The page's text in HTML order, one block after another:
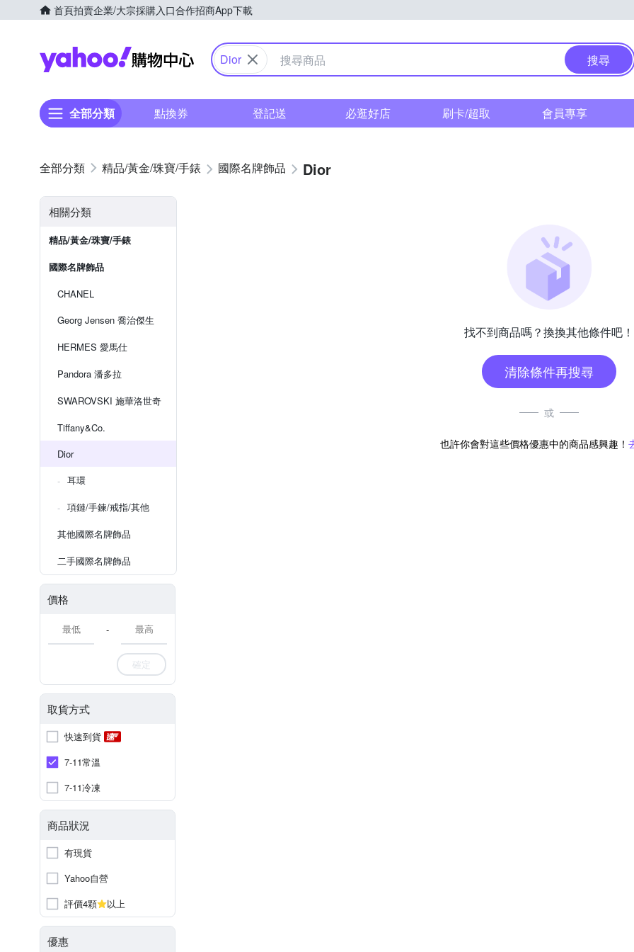
首頁拍賣企業/大宗採購入口合作招商App下載
Yahoo購物中心
Dior 搜尋
全部分類 點換券 登記送 必逛好店 刷卡/超取 會員專享
精品/黃金/珠寶/手錶 國際名牌飾品 Dior
相關分類
精品/黃金/珠寶/手錶
國際名牌飾品
CHANEL
Georg Jensen 喬治傑生
HERMES 愛馬仕
Pandora 潘多拉
SWAROVSKI 施華洛世奇
Tiffany&Co.
Dior
耳環
項鏈/手鍊/戒指/其他
其他國際名牌飾品
二手國際名牌飾品
價格
-
確定
取貨方式
快速到貨
7-11常溫
7-11冷凍
商品狀況
有現貨
Yahoo自營
評價4顆
以上
優惠
找不到商品嗎？換換其他條件吧！
清除條件再搜尋
或
也許你會對這些價格優惠中的商品感興趣！